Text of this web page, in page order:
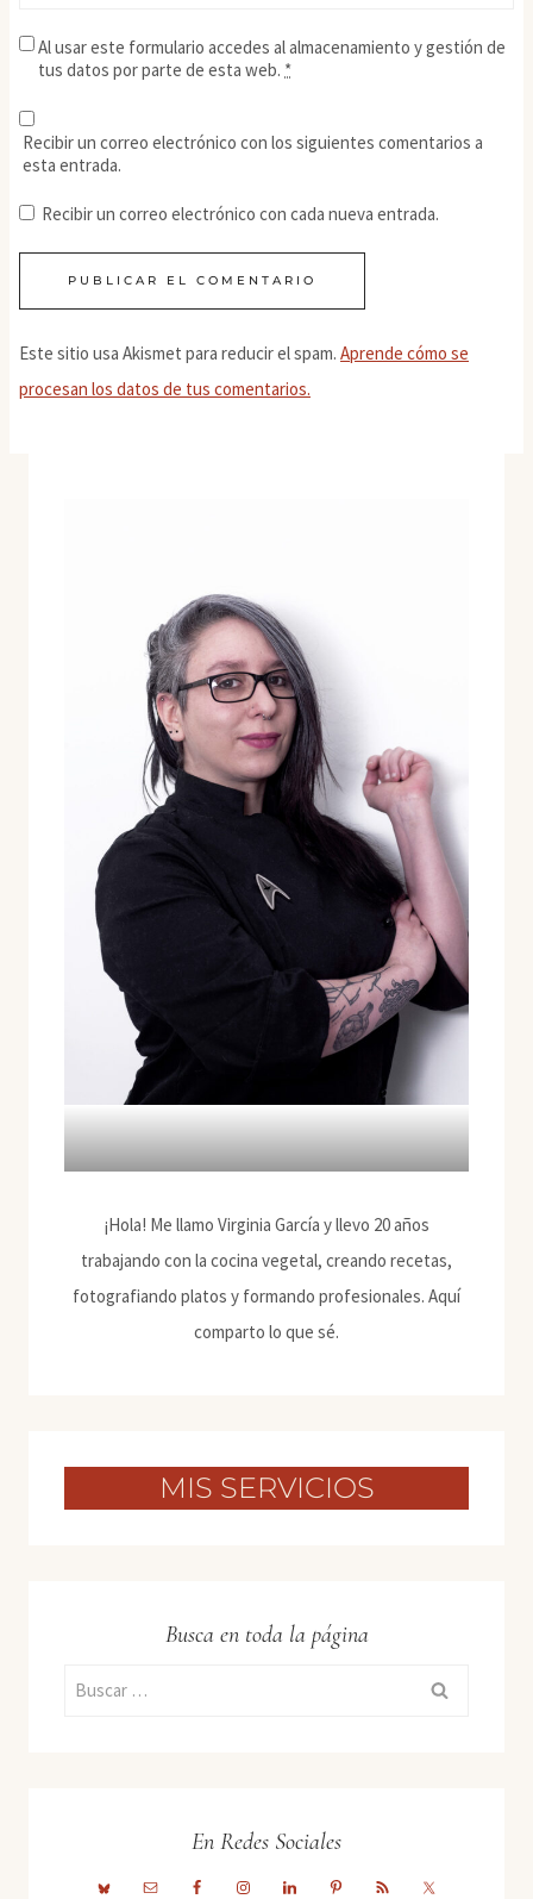
Al usar este formulario accedes al almacenamiento y gestión de
tus datos por parte de esta web. *
Recibir un correo electrónico con los siguientes comentarios a
esta entrada.
Recibir un correo electrónico con cada nueva entrada.
Este sitio usa Akismet para reducir el spam. Aprende cómo se
procesan los datos de tus comentarios.
¡Hola! Me llamo Virginia García y llevo 20 años
trabajando con la cocina vegetal, creando recetas,
fotografiando platos y formando profesionales. Aquí
comparto lo que sé.
MIS SERVICIOS
Busca en toda la página
Buscar:
En Redes Sociales